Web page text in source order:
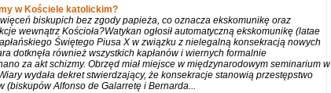
w Kościele katolickim?
biskupich bez zgody papieża, co oznacza ekskomunikę oraz
wewnątrz Kościoła?Watykan ogłosił automatyczną ekskomunikę (latae
Świętego Piusa X w związku z nielegalną konsekracją nowych
dotknęła również wszystkich kapłanów i wiernych formalnie
za akt schizmy. Obrzęd miał miejsce w międzynarodowym seminarium w
wydała dekret stwierdzający, że konsekracje stanowią przestępstwo
(biskupów Alfonso de Galarretę i Bernarda...